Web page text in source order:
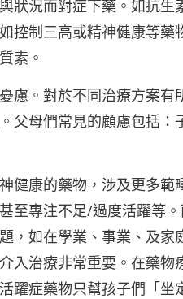
狀況而對症下藥。如抗生
控制三高或精神健康等藥
素。
慮。對於不同治療方案有
父母們常見的顧慮包括：
健康的藥物，涉及更多範
至專注不足/過度活躍等
，如在學業、事業、及家
入治療非常重要。在藥物
躍症藥物只幫孩子們「坐